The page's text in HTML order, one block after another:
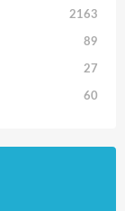
2163
89
27
60